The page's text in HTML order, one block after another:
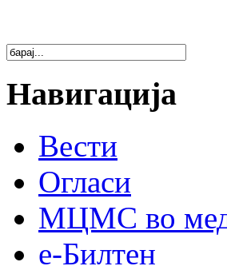
Навигација
Вести
Огласи
МЦМС во
е-Билтен